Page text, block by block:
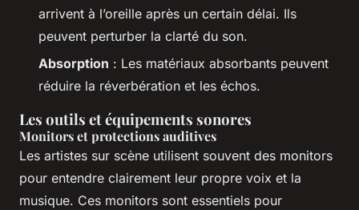
arrivent à l’oreille après un certain délai. Ils
peuvent perturber la clarté du son.
Absorption : Les matériaux absorbants peuvent
réduire la réverbération et les échos.
Les outils et équipements sonores
Monitors et protections auditives
Les artistes sur scène utilisent souvent des monitors
pour entendre clairement leur propre voix et la
musique. Ces monitors sont essentiels pour